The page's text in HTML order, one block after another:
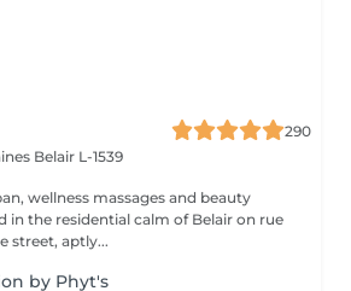
290
Belair L-1539
wellness massages and beauty
in the residential calm of Belair on rue
street, aptly...
by Phyt's